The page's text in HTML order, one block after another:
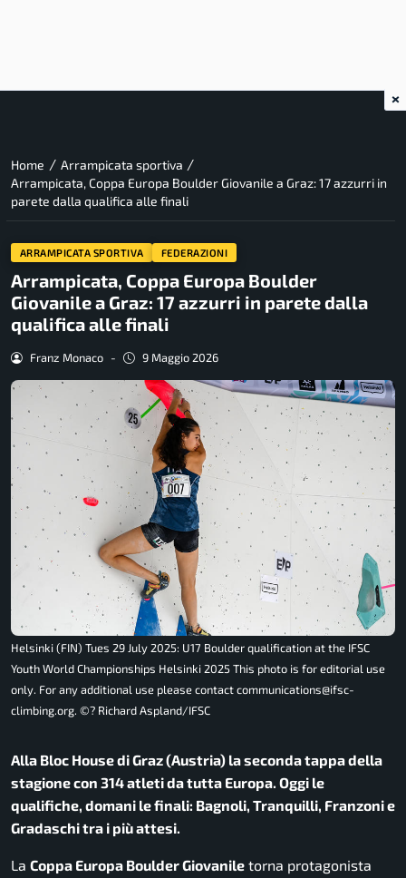
Home / Arrampicata sportiva /
Arrampicata, Coppa Europa Boulder Giovanile a Graz: 17 azzurri in
parete dalla qualifica alle finali
ARRAMPICATA SPORTIVA FEDERAZIONI
Arrampicata, Coppa Europa Boulder
Giovanile a Graz: 17 azzurri in parete dalla
qualifica alle finali
Franz Monaco - 9 Maggio 2026
Helsinki (FIN) Tues 29 July 2025: U17 Boulder qualification at the IFSC
Youth World Championships Helsinki 2025 This photo is for editorial use
only. For any additional use please contact communications@ifsc-
climbing.org. ©? Richard Aspland/IFSC
Alla Bloc House di Graz (Austria) la seconda tappa della
stagione con 314 atleti da tutta Europa. Oggi le
qualifiche, domani le finali: Bagnoli, Tranquilli, Franzoni e
Gradaschi tra i più attesi.
La Coppa Europa Boulder Giovanile torna protagonista
×